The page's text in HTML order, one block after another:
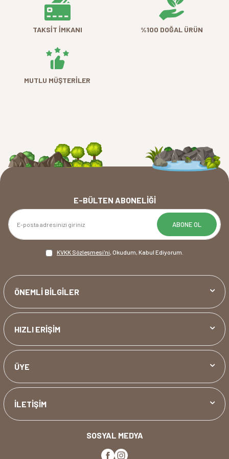
ve meyvesi yenen tırmanıcı bir
bitkidir. Asma tarzında gelişir.
TAKSİT İMKANI %100 DOĞAL ÜRÜN
MUTLU MÜŞTERİLER
E-BÜLTEN ABONELIĞI
ABONE OL
KVKK Sözleşmesi'ni, Okudum, Kabul Ediyorum.
ÖNEMLİ BİLGİLER
HIZLI ERİŞİM
ÜYE
İLETİŞİM
SOSYAL MEDYA